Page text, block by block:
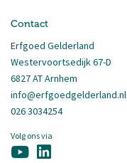
Contact
Erfgoed Gelderland
Westervoortsedijk 67-D
6827 AT Arnhem
info@erfgoedgelderland.nl
026 3034254
Volg ons via